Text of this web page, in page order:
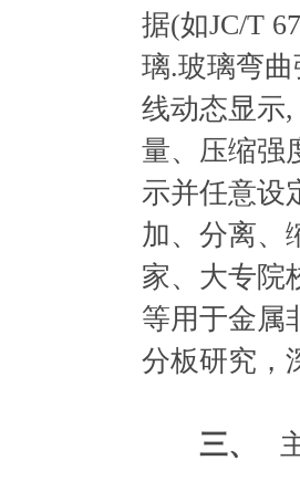
据(如JC/T
璃.玻璃弯
线动态显示
量、压缩强
示并任意设
加、分离、
家、大专院
等用于金属
分板研究，
三、